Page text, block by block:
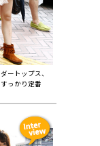
ートップス、
っかり定番